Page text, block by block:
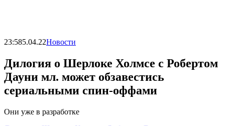
23:585.04.22Новости
Дилогия о Шерлоке Холмсе с Робертом
Дауни мл. может обзавестись
сериальными спин-оффами
Они уже в разработке